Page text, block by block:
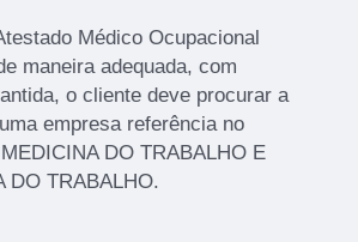
Médico Ocupacional
maneira adequada, com
o cliente deve procurar a
empresa referência no
DO TRABALHO E
DO TRABALHO.